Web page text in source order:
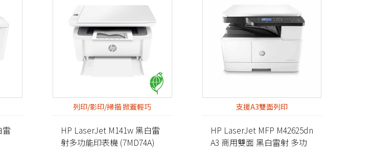
單功能掃描器
其他附加功能
系列
ZBook 系列
變壓器
筆電支架
雷
列印/影印/掃描 掀蓋輕巧
HP LaserJet M141w 黑白雷
射多功能印表機 (7MD74A)
支援A3雙面列印
HP LaserJet MFP M42625dn
A3 商用雙面 黑白雷射 多功